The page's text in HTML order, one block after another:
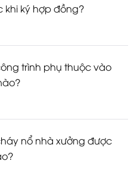
khi ký hợp đồng?
trình phụ thuộc vào
nổ nhà xưởng được